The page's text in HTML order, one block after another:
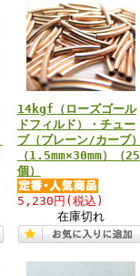
14kgf（ローズゴール
ドフィルド）・チュー
ブ（プレーン/カーブ）
（1.5mm×30mm）（25
個）
5,230円 (税込)
在庫切れ